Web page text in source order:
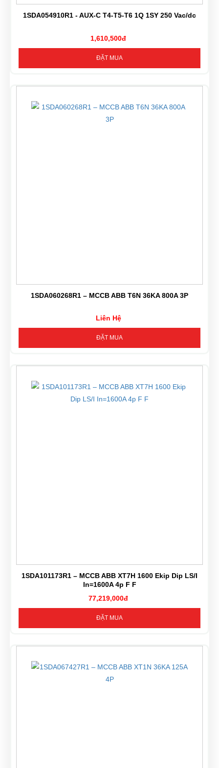
1SDA054910R1 - AUX-C T4-T5-T6 1Q 1SY 250 Vac/dc
1,610,500đ
ĐẶT MUA
1SDA060268R1 – MCCB ABB T6N 36KA 800A 3P
Liên Hệ
ĐẶT MUA
1SDA101173R1 – MCCB ABB XT7H 1600 Ekip Dip LS/I
In=1600A 4p F F
77,219,000đ
ĐẶT MUA